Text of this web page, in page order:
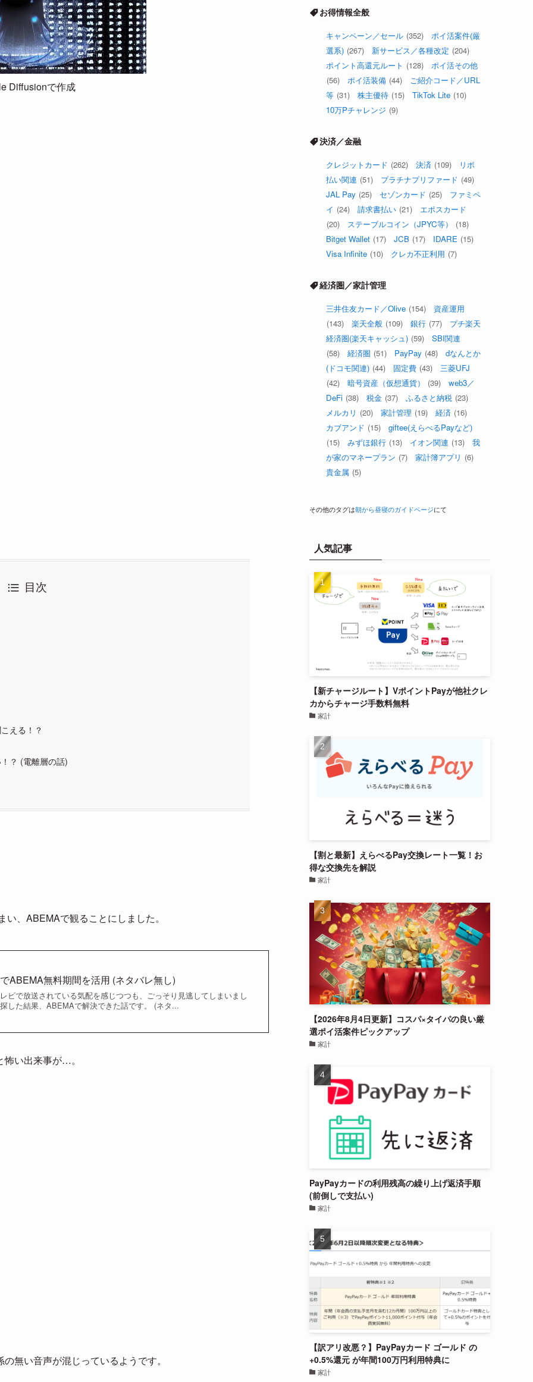
Diffusionで作成
目次
える！？
？ (電離層の話)
、ABEMAで観ることにしました。
ABEMA無料期間を活用 (ネタバレ無し)
ビで放送されている気配を感じつつも、ごっそり見逃してしまいまし
した結果、ABEMAで解決できた話です。 (ネタ...
い出来事が…。
無い音声が混じっているようです。
お得情報全般
キャンペーン／セール (352)
ポイ活案件(厳
選系) (267) 新サービス／各種改定 (204)
ポイント高還元ルート (128)
ポイ活その他
(56)
ポイ活装備 (44)
ご紹介コード／URL
等 (31) 株主優待 (15) TikTok Lite (10)
10万Pチャレンジ (9)
決済／金融
クレジットカード (262) 決済 (109)
リボ
払い関連 (51) プラチナプリファード (49)
JAL Pay (25) セゾンカード (25)
ファミペ
イ (24) 請求書払い (21)
エポスカード
(20)
ステーブルコイン（JPYC等）
(18)
Bitget Wallet (17) JCB (17) IDARE (15)
Visa Infinite (10) クレカ不正利用 (7)
経済圏／家計管理
三井住友カード／Olive (154)
資産運用
(143)
楽天全般 (109) 銀行 (77)
プチ楽天
経済圏(楽天キャッシュ) (59)
SBI関連
(58)
経済圏 (51) PayPay (48)
dなんとか
(ドコモ関連) (44) 固定費 (43)
三菱UFJ
(42)
暗号資産（仮想通貨） (39)
web3／
DeFi (38) 税金 (37) ふるさと納税 (23)
メルカリ (20) 家計管理 (19) 経済 (16)
カブアンド (15)
giftee(えらべるPayなど)
(15)
みずほ銀行 (13) イオン関連 (13)
我
が家のマネープラン (7) 家計簿アプリ (6)
貴金属 (5)
その他のタグは朝から昼寝のガイドページにて
人気記事
【新チャージルート】VポイントPayが他社クレ
カからチャージ手数料無料
家計
【割と最新】えらべるPay交換レート一覧！お
得な交換先を解説
家計
【2026年8月4日更新】コスパ×タイパの良い厳
選ポイ活案件ピックアップ
家計
PayPayカードの利用残高の繰り上げ返済手順
(前倒しで支払い)
家計
【訳アリ改悪？】PayPayカード ゴールド の
+0.5%還元 が年間100万円利用特典に
家計